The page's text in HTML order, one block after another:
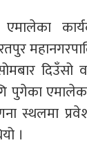
दिउँसो
एमालेका
स्थलमा
।